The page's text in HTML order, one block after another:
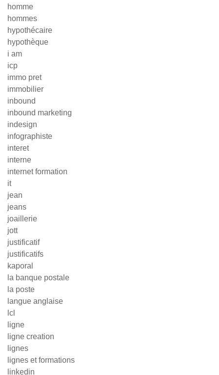
homme
hommes
hypothécaire
hypothèque
i am
icp
immo pret
immobilier
inbound
inbound marketing
indesign
infographiste
interet
interne
internet formation
it
jean
jeans
joaillerie
jott
justificatif
justificatifs
kaporal
la banque postale
la poste
langue anglaise
lcl
ligne
ligne creation
lignes
lignes et formations
linkedin